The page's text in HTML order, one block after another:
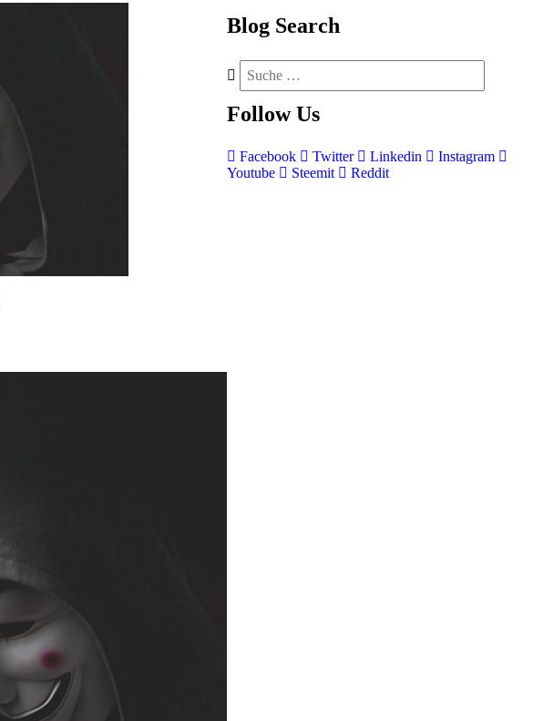
Blog Search
Follow Us
Facebook Twitter Linkedin
Instagram
Youtube
Steemit Reddit